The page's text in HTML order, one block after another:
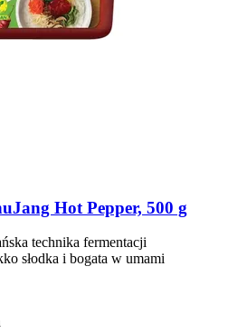
Hot Pepper, 500 g
technika fermentacji
słodka i bogata w umami